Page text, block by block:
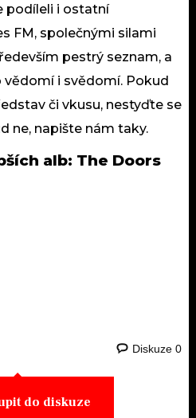
podíleli i ostatní
FM, společnými silami
pestrý seznam, a
i svědomí. Pokud
či vkusu, nestyďte se
ne, napište nám taky.
alb: The Doors
Diskuze 0
do diskuze